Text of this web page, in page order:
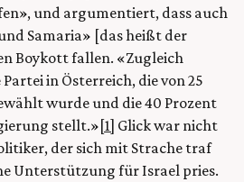
und argumentiert, dass auch
Samaria» [das heißt der
Boykott fallen. «Zugleich
in Österreich, die von 25
wurde und die 40 Prozent
stellt.»[1] Glick war nicht
der sich mit Strache traf
Unterstützung für Israel pries.